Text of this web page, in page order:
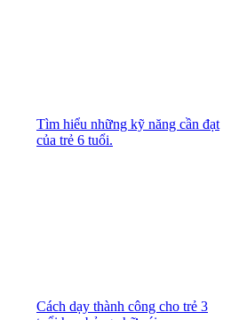
Tìm hiểu những kỹ năng cần đạt
của trẻ 6 tuổi.
Cách dạy thành công cho trẻ 3